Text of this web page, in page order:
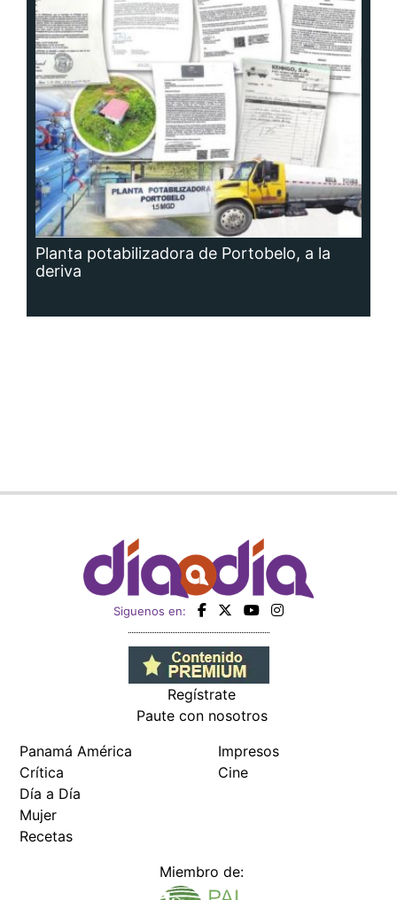
Planta potabilizadora de Portobelo, a la
deriva
Siguenos en:
Regístrate
Paute con nosotros
Panamá América
Crítica
Día a Día
Mujer
Recetas
Impresos
Cine
Miembro de: